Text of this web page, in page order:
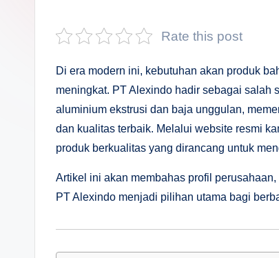
Rate this post
Di era modern ini, kebutuhan akan produk
meningkat. PT Alexindo hadir sebagai salah
aluminium ekstrusi dan baja unggulan,
dan kualitas terbaik. Melalui website resmi
produk berkualitas yang dirancang untuk
Artikel ini akan membahas profil
PT Alexindo menjadi pilihan utama bagi